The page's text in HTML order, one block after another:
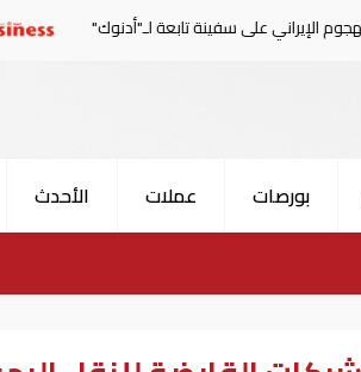
سفينة تابعة لـ"أدنوك"
بورصات عملات الأحدث